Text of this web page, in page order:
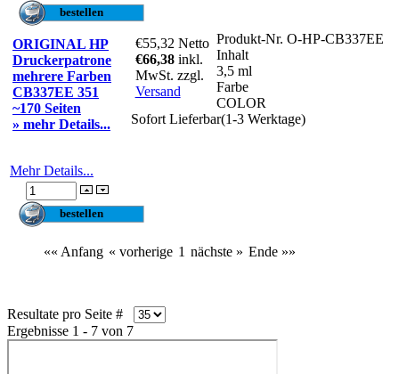
ORIGINAL HP
Druckerpatrone
mehrere Farben
CB337EE 351
~170 Seiten
» mehr Details...
€55,32 Netto
€66,38 inkl.
MwSt. zzgl.
Versand
Produkt-Nr. O-HP-CB337EE
Inhalt
3,5 ml
Farbe
COLOR
Sofort Lieferbar(1-3 Werktage)
Mehr Details...
«« Anfang « vorherige 1 nächste » Ende »»
Resultate pro Seite #
Ergebnisse 1 - 7 von 7